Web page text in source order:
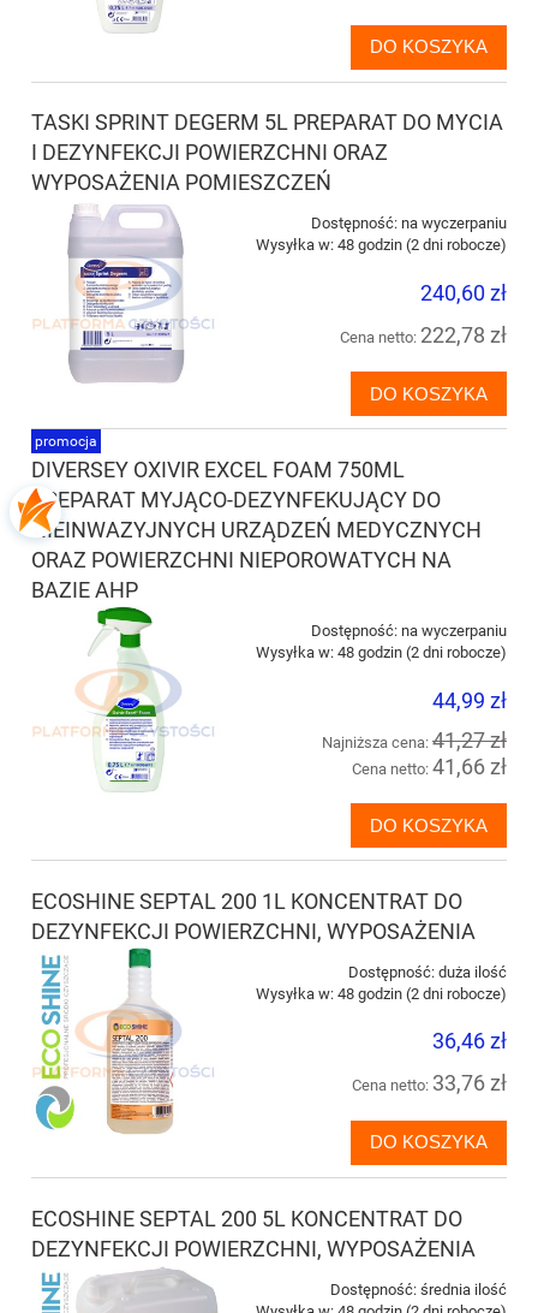
DO KOSZYKA
TASKI SPRINT DEGERM 5L PREPARAT DO MYCIA
I DEZYNFEKCJI POWIERZCHNI ORAZ
WYPOSAŻENIA POMIESZCZEŃ
Dostępność: na wyczerpaniu
Wysyłka w: 48 godzin (2 dni robocze)
240,60 zł
Cena netto: 222,78 zł
DO KOSZYKA
DIVERSEY OXIVIR EXCEL FOAM 750ML
PREPARAT MYJĄCO-DEZYNFEKUJĄCY DO
NIEINWAZYJNYCH URZĄDZEŃ MEDYCZNYCH
ORAZ POWIERZCHNI NIEPOROWATYCH NA
BAZIE AHP
Dostępność: na wyczerpaniu
Wysyłka w: 48 godzin (2 dni robocze)
44,99 zł
Najniższa cena: 41,27 zł
Cena netto: 41,66 zł
DO KOSZYKA
promocja
ECOSHINE SEPTAL 200 1L KONCENTRAT DO
DEZYNFEKCJI POWIERZCHNI, WYPOSAŻENIA
Dostępność: duża ilość
Wysyłka w: 48 godzin (2 dni robocze)
36,46 zł
Cena netto: 33,76 zł
DO KOSZYKA
ECOSHINE SEPTAL 200 5L KONCENTRAT DO
DEZYNFEKCJI POWIERZCHNI, WYPOSAŻENIA
Dostępność: średnia ilość